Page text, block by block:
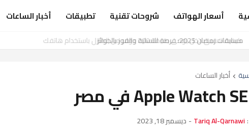
أسعار الهواتف شروحات تقنية تطبيقات
أخبار الساعات
مسابقات رمضان 2025: فرصة للتسلية والفوز بالجوائز
أخبار الساعات
Tariq Al-Qarnawi
- ديسمبر 18, 2023